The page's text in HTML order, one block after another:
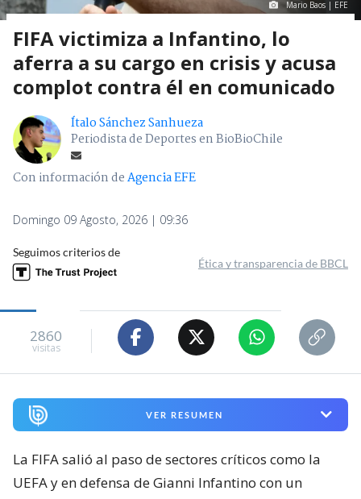
Mario Baos | EFE
FIFA victimiza a Infantino, lo
aferra a su cargo en crisis y acusa
complot contra él en comunicado
Ítalo Sánchez Sanhueza
Periodista de Deportes en BioBioChile
Con información deAgencia EFE
Domingo 09 Agosto, 2026 | 09:36
Seguimos criterios de
Ética y transparencia de BBCL
2860
visitas
VER RESUMEN
La FIFA salió al paso de sectores críticos como la
UEFA y en defensa de Gianni Infantino con un